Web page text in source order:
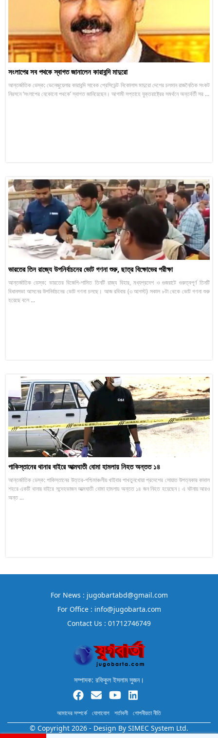
সংলাপের সব পথকে স্বাগত জানালেন কারাবন্দি মাদুরো
আন্তর্জাতিক ডেস্ক: ভেনেজুয়েলার কারাবন্দি সাবেক প্রেসিডেন্ট নিকোলাস মাদুরো দেশের চলমান রাজনৈতিক সংকট
নিরসনে ‘সংলাপের যেকোনো পথকে’ স্বাগত জানিয়েছেন। আগামী সপ্তাহে যুক্তরাষ্ট্রের সমর্থনে অন্তর্বর্তী সর ...
ভারতের তিন রাজ্যে উপনির্বাচনের ভোট গণনা শুরু, ছাত্র বিক্ষোভের পরীক্ষা
আন্তর্জাতিক ডেস্ক: ভারতের বিজেপি-শাসিত তিনটি রাজ্য বিহার, মধ্যপ্রদেশ ও গুজরাটে গুরুত্বপূর্ণ তিনটি
বিধানসভা আসনের উপনির্বাচনের ভোট গণনা চলছে। আজ রবিবার (৩ আগস্ট) সকাল ৮টা থেকে ভোট গণনা শুরু
হয়েছে বলে ...
পাকিস্তানের থানার বাইরে আত্মঘাতী বোমা হামলায় নিহত অন্তত ১৪
আন্তর্জাতিক ডেস্ক: পাকিস্তানের উত্তর-পশ্চিমাঞ্চলীয় খাইবার পাখতুনখোয়া প্রদেশের সোয়াত উপত্যকার কাবাল
শহরে একটি থানার বাইরে সন্দেহভাজন আত্মঘাতী বোমা হামলায় অন্তত ১৪ জন নিহত হয়েছেন। এ ঘটনায় আরও
অন্ত ...
For News : jugobartabd@gmail.com
For Office : info@jugobarta.com
Contact Us : 01712746749
সম্পাদক: রফিকুল ইসলাম সুজন।
আমাদের সম্পর্কে যোগাযোগ শর্তাবলী গোপনীয়তা নীতি
© Copyright 2026 - Design By SIMEC System Ltd.